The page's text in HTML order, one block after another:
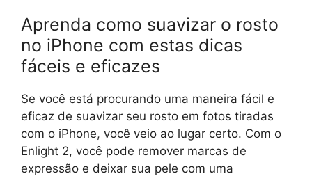
Aprenda como suavizar o rosto
no iPhone com estas dicas
fáceis e eficazes
Se você está procurando uma maneira fácil e
eficaz de suavizar seu rosto em fotos tiradas
com o iPhone, você veio ao lugar certo. Com o
Enlight 2, você pode remover marcas de
expressão e deixar sua pele com uma